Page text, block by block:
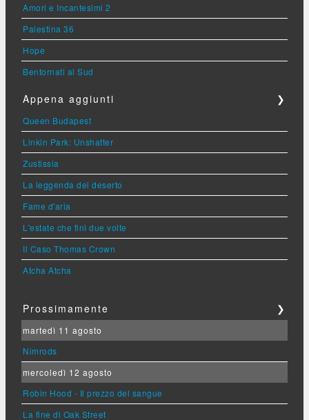
Amori e Incantesimi 2
Palestina 36
Hope
Bentornati al Sud
Appena aggiunti ❯
Queen Budapest
Linkin Park: Unshatter
Zustissia
La leggenda del deserto
Fame d'aria
L'estate che finì due volte
Il Caso Thomas Crown
Atcha Atcha
Prossimamente ❯
martedì 11 agosto
Nimrods
mercoledì 12 agosto
Robin Hood - Il prezzo del sangue
La fine di Oak Street